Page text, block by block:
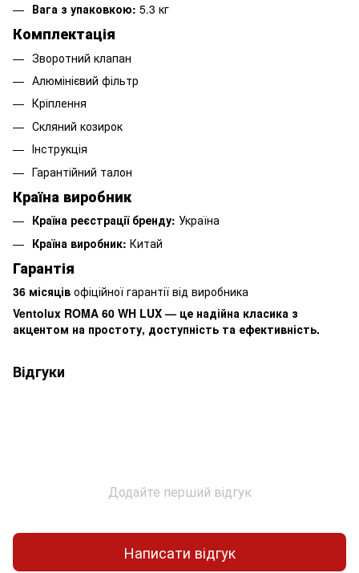
Вага з упаковкою: 5.3 кг
Комплектація
Зворотний клапан
Алюмінієвий фільтр
Кріплення
Скляний козирок
Інструкція
Гарантійний талон
Країна виробник
Країна реєстрації бренду: Україна
Країна виробник: Китай
Гарантія
36 місяців офіційної гарантії від виробника
Ventolux ROMA 60 WH LUX — це надійна класика з
акцентом на простоту, доступність та ефективність.
Відгуки
Додайте перший відгук
Написати відгук